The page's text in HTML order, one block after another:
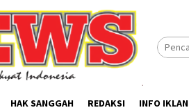
HAK SANGGAH REDAKSI INFO IKLAN